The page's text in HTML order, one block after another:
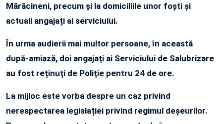
Mărăcineni, precum și la domiciliile unor foști și
actuali angajați ai serviciului.
În urma audierii mai multor persoane, în această
după-amiază, doi angajați ai Serviciului de Salubrizare
au fost reținuți de Poliție pentru 24 de ore.
La mijloc este vorba despre un caz privind
nerespectarea legislației privind regimul deșeurilor.